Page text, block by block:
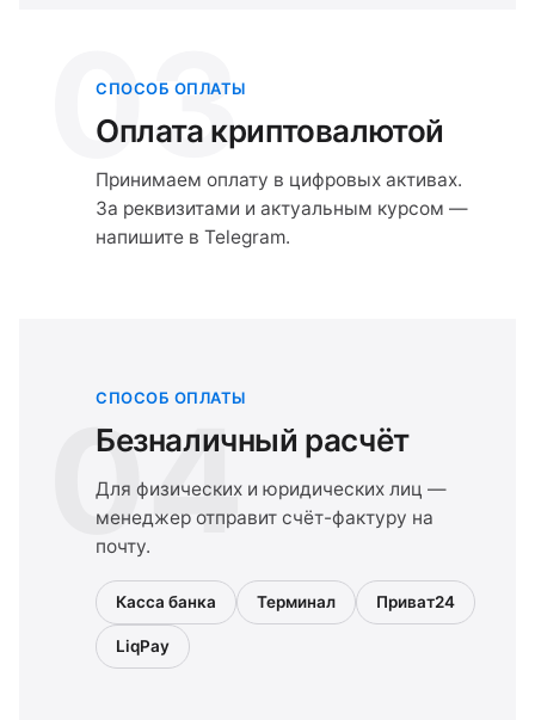
03
СПОСОБ ОПЛАТЫ
Оплата криптовалютой
Принимаем оплату в цифровых активах.
За реквизитами и актуальным курсом —
напишите в Telegram.
04
СПОСОБ ОПЛАТЫ
Безналичный расчёт
Для физических и юридических лиц —
менеджер отправит счёт-фактуру на
почту.
Касса банка Терминал Приват24
LiqPay